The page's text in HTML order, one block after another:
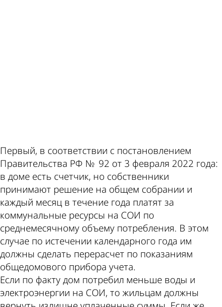
Первый, в соответствии с постановлением
Правительства РФ № 92 от 3 февраля 2022 года:
в доме есть счетчик, но собственники
принимают решение на общем собрании и
каждый месяц в течение года платят за
коммунальные ресурсы на СОИ по
среднемесячному объему потребления. В этом
случае по истечении календарного года им
должны сделать перерасчет по показаниям
общедомового прибора учета.
Если по факту дом потребил меньше воды и
электроэнергии на СОИ, то жильцам должны